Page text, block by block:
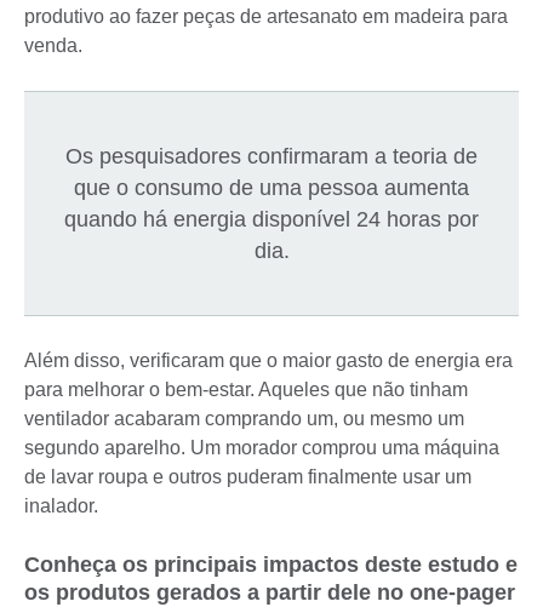
produtivo ao fazer peças de artesanato em madeira para
venda.
Os pesquisadores confirmaram a teoria de
que o consumo de uma pessoa aumenta
quando há energia disponível 24 horas por
dia.
Além disso, verificaram que o maior gasto de energia era
para melhorar o bem-estar. Aqueles que não tinham
ventilador acabaram comprando um, ou mesmo um
segundo aparelho. Um morador comprou uma máquina
de lavar roupa e outros puderam finalmente usar um
inalador.
Conheça os principais impactos deste estudo e
os produtos gerados a partir dele no one-pager